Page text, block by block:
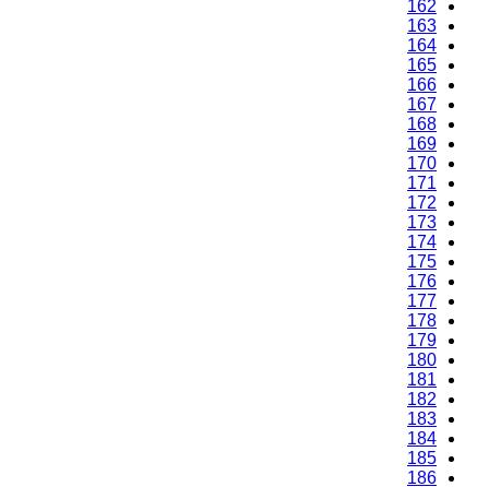
162
163
164
165
166
167
168
169
170
171
172
173
174
175
176
177
178
179
180
181
182
183
184
185
186